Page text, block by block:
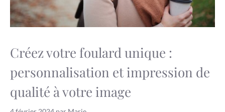
Créez votre foulard unique :
personnalisation et impression de
qualité à votre image